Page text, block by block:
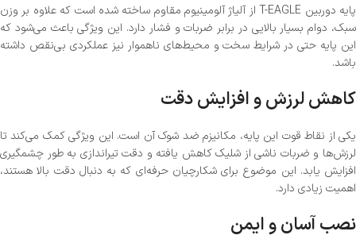
پایه دوربین T-EAGLE از آلیاژ آلومینیوم مقاوم ساخته شده است که علاوه بر وزن
سبک، دوام بسیار بالایی در برابر ضربات و فشار دارد. این ویژگی باعث می‌شود که
این پایه حتی در شرایط سخت و محیط‌های ناهموار نیز عملکردی بی‌نقص داشته
باشد.
کاهش لرزش و افزایش دقت
یکی از نقاط قوت این پایه، مکانیزم ضد شوک آن است. این ویژگی کمک می‌کند تا
لرزش‌ها و ضربات ناشی از شلیک کاهش یافته و دقت تیراندازی به طور چشمگیری
افزایش یابد. این موضوع برای شکارچیان حرفه‌ای که به دنبال دقت بالا هستند،
اهمیت زیادی دارد.
نصب آسان و ایمن